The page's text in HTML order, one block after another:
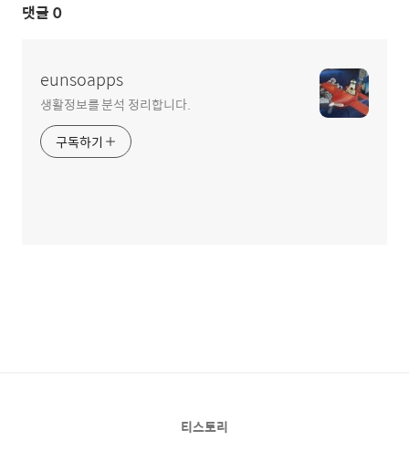
댓글 0
eunsoapps
생활정보를 분석 정리합니다.
구독하기
티스토리